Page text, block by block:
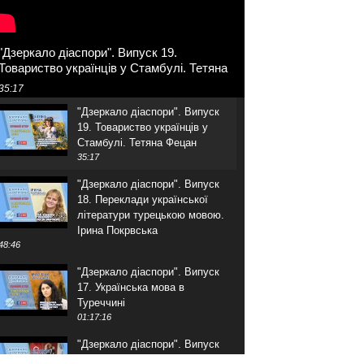
діаспори". Випуск 19.
українців у Стамбулі. Тетяна
Фецан
"Дзеркало діаспори". Випуск
19. Товариство українців у
Стамбулі. Тетяна Фецан
35:17
"Дзеркало діаспори". Випуск
18. Переклади української
літератури турецькою мовою.
Ірина Покрвська
"Дзеркало діаспори". Випуск
17. Українська мова в
Туреччині
01:17:16
"Дзеркало діаспори". Випуск